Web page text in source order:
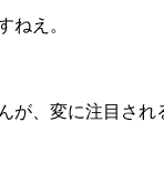
ねえ。
が、変に注目され